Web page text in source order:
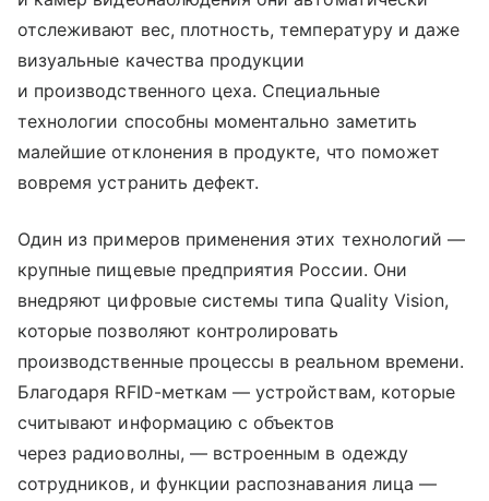
отслеживают вес, плотность, температуру и даже
визуальные качества продукции
и производственного цеха. Специальные
технологии способны моментально заметить
малейшие отклонения в продукте, что поможет
вовремя устранить дефект.
Один из примеров применения этих технологий —
крупные пищевые предприятия России. Они
внедряют цифровые системы типа Quality Vision,
которые позволяют контролировать
производственные процессы в реальном времени.
Благодаря RFID-меткам — устройствам, которые
считывают информацию с объектов
через радиоволны, — встроенным в одежду
сотрудников, и функции распознавания лица —